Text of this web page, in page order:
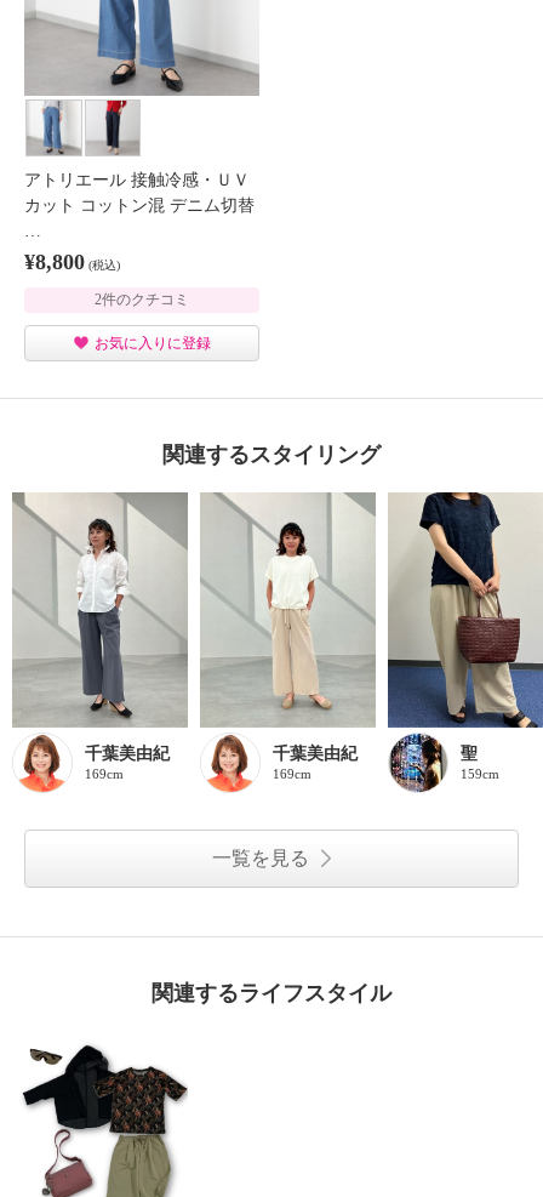
アトリエール 接触冷感・ＵＶ
カット コットン混 デニム切替
¥8,800 (税込)
2件のクチコミ
お気に入りに登録
関連するスタイリング
千葉美由紀
169cm
千葉美由紀
169cm
聖
159cm
一覧を見る
関連するライフスタイル